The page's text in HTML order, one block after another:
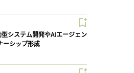
型システム開発やAIエージェン
ーシップ形成